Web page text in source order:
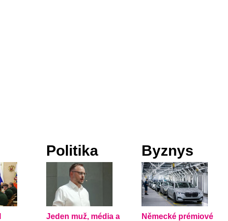
Politika
Jeden muž, média a
Byznys
Německé prémiové